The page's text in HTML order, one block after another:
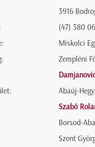
3916
(47) 380
Miskolci
Zempléni
Abaúj-
Szabó
Borsod-
Szent